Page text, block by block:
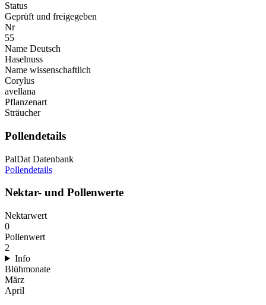
Status
Geprüft und freigegeben
Nr
55
Name Deutsch
Haselnuss
Name wissenschaftlich
Corylus
avellana
Pflanzenart
Sträucher
Pollendetails
PalDat Datenbank
Pollendetails
Nektar- und Pollenwerte
Nektarwert
0
Pollenwert
2
Info
Blühmonate
März
April